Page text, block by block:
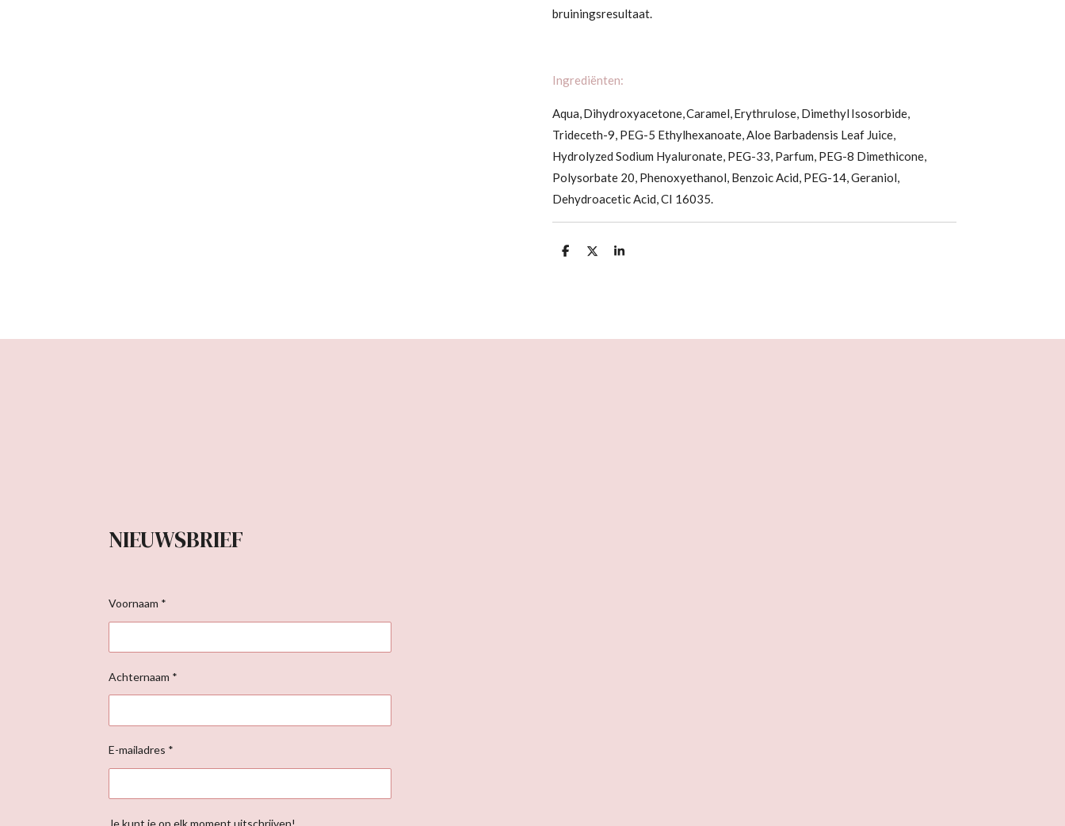
bruiningsresultaat.
Ingrediënten:
Aqua, Dihydroxyacetone, Caramel, Erythrulose, Dimethyl Isosorbide,
Trideceth-9, PEG-5 Ethylhexanoate, Aloe Barbadensis Leaf Juice,
Hydrolyzed Sodium Hyaluronate, PEG-33, Parfum, PEG-8 Dimethicone,
Polysorbate 20, Phenoxyethanol, Benzoic Acid, PEG-14, Geraniol,
Dehydroacetic Acid, CI 16035.
D
D
S
NIEUWSBRIEF
Voornaam *
Achternaam *
E-mailadres *
Je kunt je op elk moment uitschrijven!